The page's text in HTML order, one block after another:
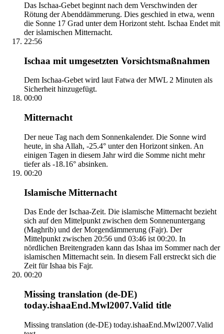
Das Ischaa-Gebet beginnt nach dem Verschwinden der
Rötung der Abenddämmerung. Dies geschied in etwa, wenn
die Sonne 17 Grad unter dem Horizont steht. Ischaa Endet mit
der islamischen Mitternacht.
22:56
Ischaa mit umgesetzten Vorsichtsmaßnahmen
Dem Ischaa-Gebet wird laut Fatwa der MWL 2 Minuten als
Sicherheit hinzugefügt.
00:00
Mitternacht
Der neue Tag nach dem Sonnenkalender. Die Sonne wird
heute, in sha Allah, -25.4° unter den Horizont sinken. An
einigen Tagen in diesem Jahr wird die Somme nicht mehr
tiefer als -18.16° absinken.
00:20
Islamische Mitternacht
Das Ende der Ischaa-Zeit. Die islamische Mitternacht bezieht
sich auf den Mittelpunkt zwischen dem Sonnenuntergang
(Maghrib) und der Morgendämmerung (Fajr). Der
Mittelpunkt zwischen 20:56 und 03:46 ist 00:20. In
nördlichen Breitengraden kann das Ishaa im Sommer nach der
islamischen Mitternacht sein. In diesem Fall erstreckt sich die
Zeit für Ishaa bis Fajr.
00:20
Missing translation (de-DE)
today.ishaaEnd.Mwl2007.Valid title
Missing translation (de-DE) today.ishaaEnd.Mwl2007.Valid